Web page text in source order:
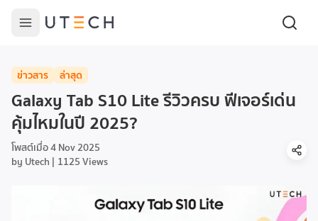
ข่าวสาร ล่าสุด
Galaxy Tab S10 Lite รีวิวครบ ฟีเจอร์เด่น
คุ้มไหมในปี 2025?
โพสต์เมื่อ4 Nov 2025
by Utech 1125Views